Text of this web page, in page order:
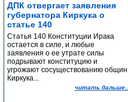
ДПК отвергает заявления
губернатора Киркука о
статье 140
Статья 140 Конституции Ирака
остается в силе, и любые
заявления о ее утрате силы
подрывают конституцию и
угрожают сосуществованию общин
Киркука...
читать дальше...